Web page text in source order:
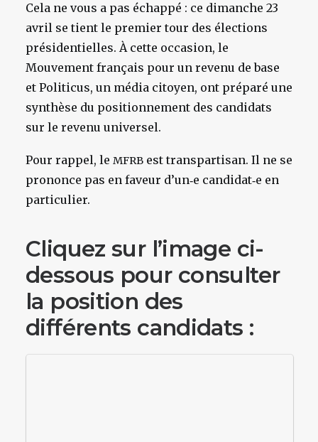
Cela ne vous a pas échappé : ce dimanche 23
avril se tient le premier tour des élections
présidentielles. À cette occasion, le
Mouvement français pour un revenu de base
et Politicus, un média citoyen, ont préparé une
synthèse du positionnement des candidats
sur le revenu universel.
Pour rappel, le MFRB est transpartisan. Il ne se
prononce pas en faveur d’un‑e candidat‑e en
particulier.
Cliquez sur l’image ci-
dessous pour consulter
la position des
différents candidats :